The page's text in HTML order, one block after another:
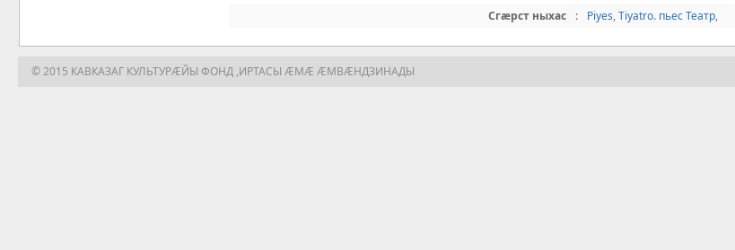
Сгæрст ныхас
: Piyes,Tiyatro. пьес Teaтр,
© 2015 КАВКАЗАГ КУЛЬТУРÆЙЫ ФОНД ,ИРТАСЫ ÆМÆ ÆМВÆНДЗИНАДЫ